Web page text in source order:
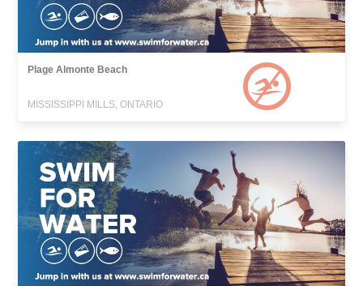
Plage Almonte Beach
MISSISSIPPI MILLS, ONTARIO